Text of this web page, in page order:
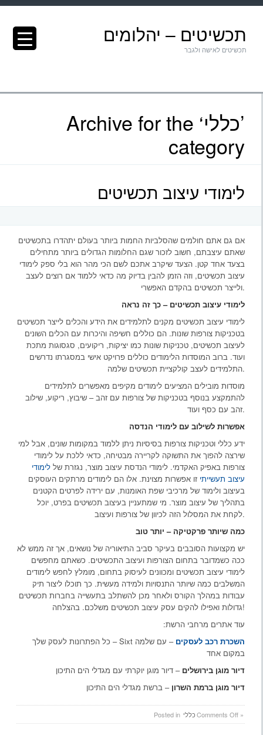
תכשיטים – יהלומים
תכשיטים לאישה ולגבר
Archive for the ‘כללי’
category
לימודי עיצוב תכשיטים
אם גם אתם חולמים שהסלביות החמות ביותר בעולם יתהדרו בתכשיטים
שאתם עיצבתם, חשוב לזכור שגם החלומות הגדולים ביותר מתחילים
בצעד אחד קטן. הצעד שיקרב אתכם לשם הכי מהר הוא בלי ספק לימודי
עיצוב תכשיטים, וזה הזמן להבין בדיוק מה כדאי ללמוד אם רוצים לעצב
ולייצר תכשיטים בהקדם האפשרי.
לימודי עיצוב תכשיטים – כך זה נראה
לימודי עיצוב תכשיטים מקנים לתלמידים את הידע והכלים לייצר תכשיטים
בטכניקות צורפות שונות. הם כוללים חשיפה והיכרות עם הכלים השונים
לעיצוב תכשיטים, טכניקות שונות כמו יציקות, ריקועים, סגסוגות מתכת
ועוד. ברוב המוסדות הלימודים כוללים פרויקט אישי במסגרתו נדרשים
התלמידים לעצב קולקציית תכשיטים שלמה.
מוסדות מובילים המציעים לימודים מקיפים מאפשרים לתלמידים
להתמקצע בנוסף בטכניקות של צורפות עם זהב – שיבוץ, ריקוע, שילוב
זהב עם כסף ועוד.
אפשרות לשילוב עם לימודי הנדסה
ידע כללי וטכניקות צורפות בסיסיות ניתן ללמוד במקומות שונים, אבל למי
שירצה להפוך את התשוקה לקריירה מבטיחה, כדאי ללכת על לימודי
צורפות באפיק האקדמי. לימודי הנדסת עיצוב מוצר, נגזרת של לימודי
עיצוב תעשייתי זו אפשרות מצוינת. אלו הם לימודים מרתקים העוסקים
בעיצוב ולימוד של מרכיבי שפת האומנות, עם ירידה לפרטים הקטנים
בתהליך של עיצוב מוצר. מי שמתעניין בעיצוב תכשיטים בפרט, יוכל
לקחת את המסלול הזה לכיוון של צורפות ועיצוב.
כמה שיותר פרקטיקה – יותר טוב
יש מקצועות הסובבים בעיקר סביב התיאוריה של נושאים, אך זה ממש לא
ככה כשמדובר בתחום הצורפות ועיצוב התכשיטים. כשאתם מחפשים
לימודי עיצוב תכשיטים ומכוונים לעיסוק בתחום, מומלץ לחפש לימודים
המשלבים כמה שיותר התנסויות ולמידה מעשית. כך תוכלו ליצור תיק
עבודות במהלך הקורס ולאחר מכן להשתלב בתעשייה בחברות תכשיטים
גדולות ואפילו להקים עסק עיצוב תכשיטים משלכם. בהצלחה!
עוד אתרים מרחבי הרשת:
השכרת רכב לעסקים
– עם שלמה Sixt – כל הפתרונות לעסק שלך
במקום אחד
דיור מוגן בירושלים – דיור מוגן יוקרתי עם מגדלי הים התיכון
דיור מוגן ברמת השרון – ברשת מגדלי הים התיכון
Comments Offon
לימודי
»
Posted in כללי